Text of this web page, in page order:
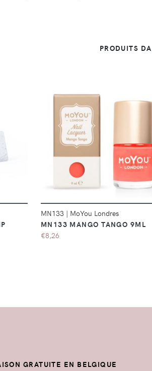
PRODUITS
MN133 | MoYou Londres
MN133 MANGO TANGO 9ML
€8,26
GRATUITE EN BELGIQUE